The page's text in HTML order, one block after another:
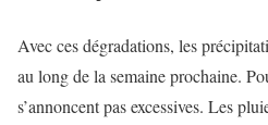
Avec ces dégradations, les
au long de la semaine prochaine.
s’annoncent pas excessives. Les